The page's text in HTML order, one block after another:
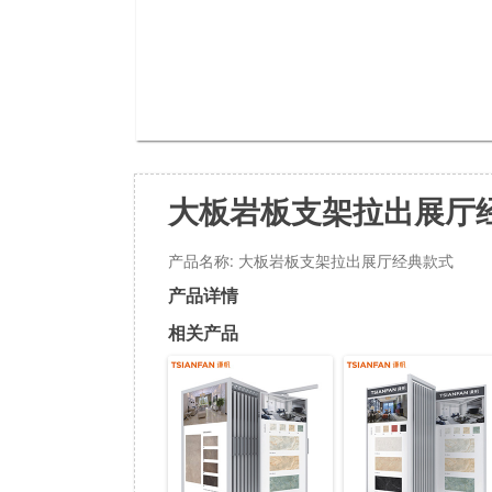
大板岩板支架拉出展厅
产品名称: 大板岩板支架拉出展厅经典款式
产品详情
相关产品